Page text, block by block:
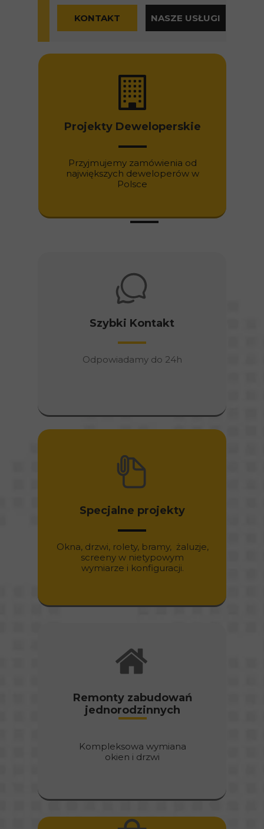
KONTAKT NASZE USŁUGI
Projekty Deweloperskie
Przyjmujemy zamówienia od
największych deweloperów w
Polsce
Szybki Kontakt
Odpowiadamy do 24h
Specjalne projekty
Okna, drzwi, rolety, bramy, żaluzje,
screeny w nietypowym
wymiarze i konfiguracji.
Remonty zabudowań
jednorodzinnych
Kompleksowa wymiana
okien i drzwi